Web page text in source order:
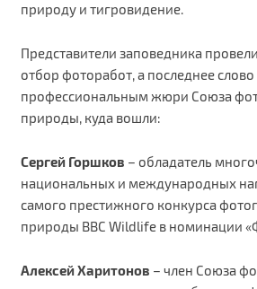
природу и тигровидение.
Представители заповедника
отбор фоторабот, а последнее
профессиональным жюри Союза
природы, куда вошли:
Сергей Горшков – обладатель
национальных и международных
самого престижного конкурса
природы BBC Wildlife в номинации
Алексей Харитонов – член Союза